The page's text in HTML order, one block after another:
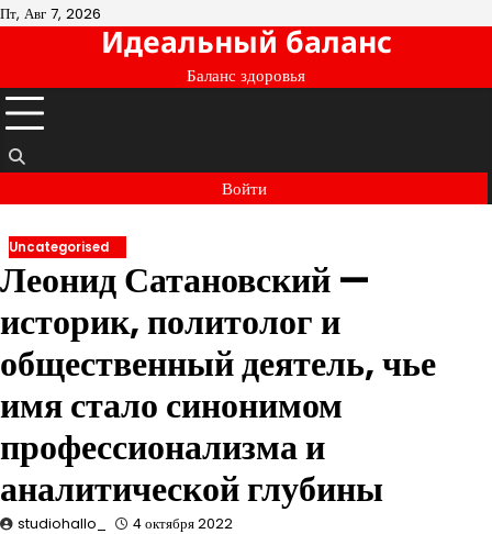
Перейти
Пт, Авг 7, 2026
Идеальный баланс
Баланс здоровья
Войти
Uncategorised
Леонид Сатановский —
историк, политолог и
общественный деятель, чье
имя стало синонимом
профессионализма и
аналитической глубины
studiohallo_ 4 октября 2022